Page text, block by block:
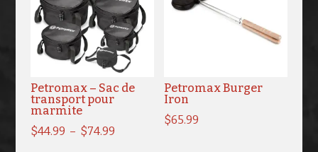
Petromax – Sac de
transport pour
marmite
$44.99 – $74.99Plage
Petromax Burger
Iron
$65.99